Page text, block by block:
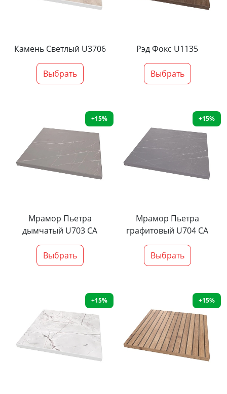
Камень Светлый U3706
Выбрать
Рэд Фокс U1135
Выбрать
+15%
Мрамор Пьетра
дымчатый U703 CA
Выбрать
+15%
Мрамор Пьетра
графитовый U704 CA
Выбрать
+15% +15%